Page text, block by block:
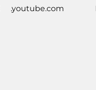
.youtube.com